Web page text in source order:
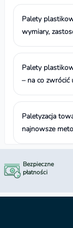
Palety
wymiary,
Palety
– na co zwrócić
Paletyzacja
najnowsze
Bezpieczne
płatności